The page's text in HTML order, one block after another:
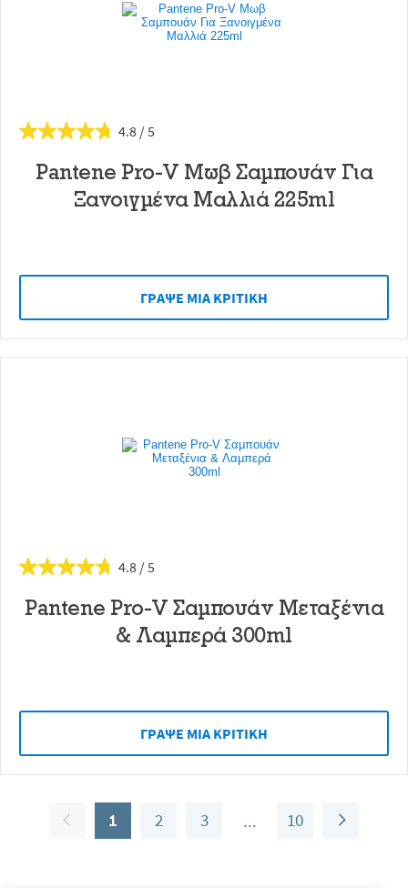
4.8
Pantene Pro-V Μωβ Σαμπουάν Για
Ξανοιγμένα Μαλλιά 225ml
ΓΡAΨΕ ΜIΑ ΚΡΙΤΙΚH
4.8
Pantene Pro-V Σαμπουάν Μεταξένια
& Λαμπερά 300ml
ΓΡAΨΕ ΜIΑ ΚΡΙΤΙΚH
1 2 3 10